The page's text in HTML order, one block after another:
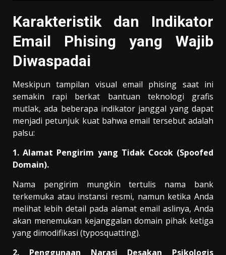
Karakteristik dan Indikator
Email Phising yang Wajib
Diwaspadai
Meskipun tampilan visual email phising saat ini
semakin rapi berkat bantuan teknologi grafis
mutlak, ada beberapa indikator janggal yang dapat
menjadi petunjuk kuat bahwa email tersebut adalah
palsu:
1. Alamat Pengirim yang Tidak Cocok (Spoofed
Domain).
Nama pengirim mungkin tertulis nama bank
terkemuka atau instansi resmi, namun ketika Anda
melihat lebih detail pada alamat email aslinya, Anda
akan menemukan kejanggalan domain pihak ketiga
yang dimodifikasi (typosquatting).
2. Penggunaan Narasi Desakan Psikologis